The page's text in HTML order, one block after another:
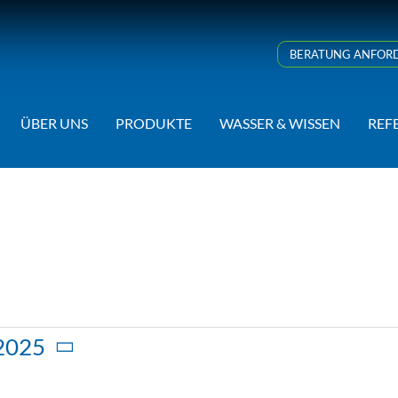
BERATUNG
ÜBER UNS PRODUKTE WASSER & WISSEN